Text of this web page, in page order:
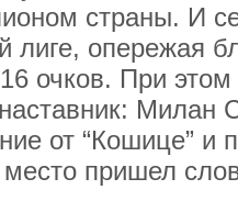
страны. И
лиге, опережая
очков. При
Милан
от “Кошице” и
место пришел